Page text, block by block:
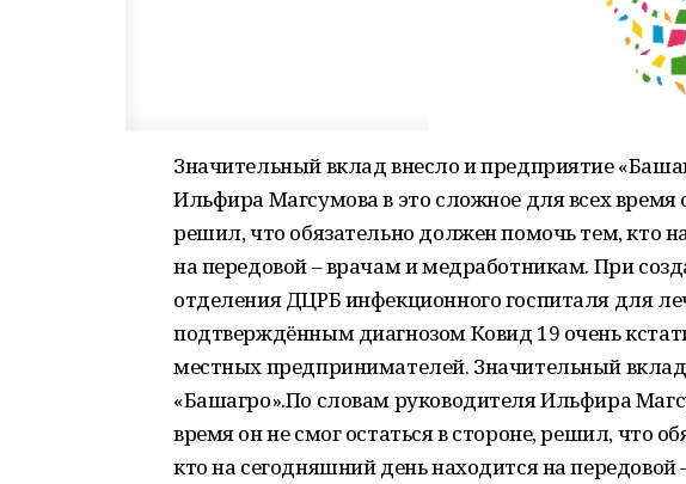
Значительный вклад внесло и предприятие
Ильфира Магсумова в это сложное для всех время
решил, что обязательно должен помочь тем, кто
на передовой – врачам и медработникам. При
отделения ДЦРБ инфекционного госпиталя для
подтверждённым диагнозом Ковид 19 очень
местных предпринимателей. Значительный
«Башагро».По словам руководителя Ильфира
время он не смог остаться в стороне, решил, что
кто на сегодняшний день находится на